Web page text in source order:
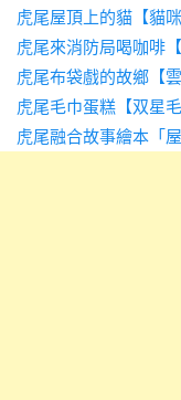
虎尾屋頂上的貓【貓
虎尾來消防局喝咖啡
虎尾布袋戲的故鄉【
虎尾毛巾蛋糕【双星
虎尾融合故事繪本「